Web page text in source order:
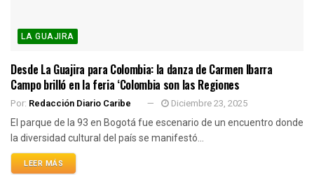
LA GUAJIRA
Desde La Guajira para Colombia: la danza de Carmen Ibarra
Campo brilló en la feria ‘Colombia son las Regiones
Por: Redacción Diario Caribe Diciembre 23, 2025
El parque de la 93 en Bogotá fue escenario de un encuentro donde
la diversidad cultural del país se manifestó...
LEER MÁS